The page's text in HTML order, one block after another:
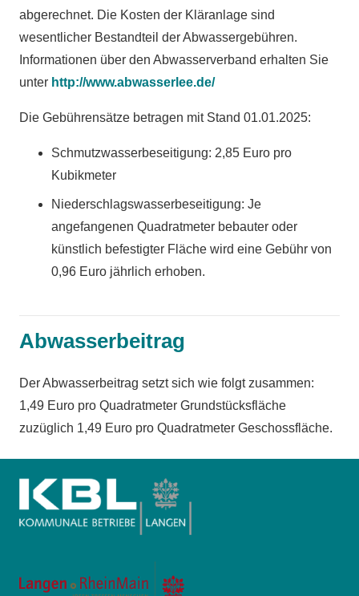
abgerechnet. Die Kosten der Kläranlage sind
wesentlicher Bestandteil der Abwassergebühren.
Informationen über den Abwasserverband erhalten Sie
unter http://www.abwasserlee.de/
Die Gebührensätze betragen mit Stand 01.01.2025:
Schmutzwasserbeseitigung: 2,85 Euro pro
Kubikmeter
Niederschlagswasserbeseitigung: Je
angefangenen Quadratmeter bebauter oder
künstlich befestigter Fläche wird eine Gebühr von
0,96 Euro jährlich erhoben.
Abwasserbeitrag
Der Abwasserbeitrag setzt sich wie folgt zusammen:
1,49 Euro pro Quadratmeter Grundstücksfläche
zuzüglich 1,49 Euro pro Quadratmeter Geschossfläche.